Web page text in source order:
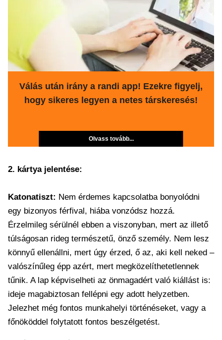
Válás után irány a randi app! Ezekre figyelj,
hogy sikeres legyen a netes társkeresés!
Olvass tovább...
2. kártya jelentése:
Katonatiszt: Nem érdemes kapcsolatba bonyolódni
egy bizonyos férfival, hiába vonzódsz hozzá.
Érzelmileg sérülnél ebben a viszonyban, mert az illető
túlságosan rideg természetű, önző személy. Nem lesz
könnyű ellenállni, mert úgy érzed, ő az, aki kell neked –
valószínűleg épp azért, mert megközelíthetetlennek
tűnik. A lap képviselheti az önmagadért való kiállást is:
ideje magabiztosan fellépni egy adott helyzetben.
Jelezhet még fontos munkahelyi történéseket, vagy a
főnököddel folytatott fontos beszélgetést.